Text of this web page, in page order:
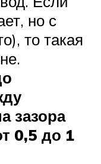
но с
то такая
зазора
0,5 до 1